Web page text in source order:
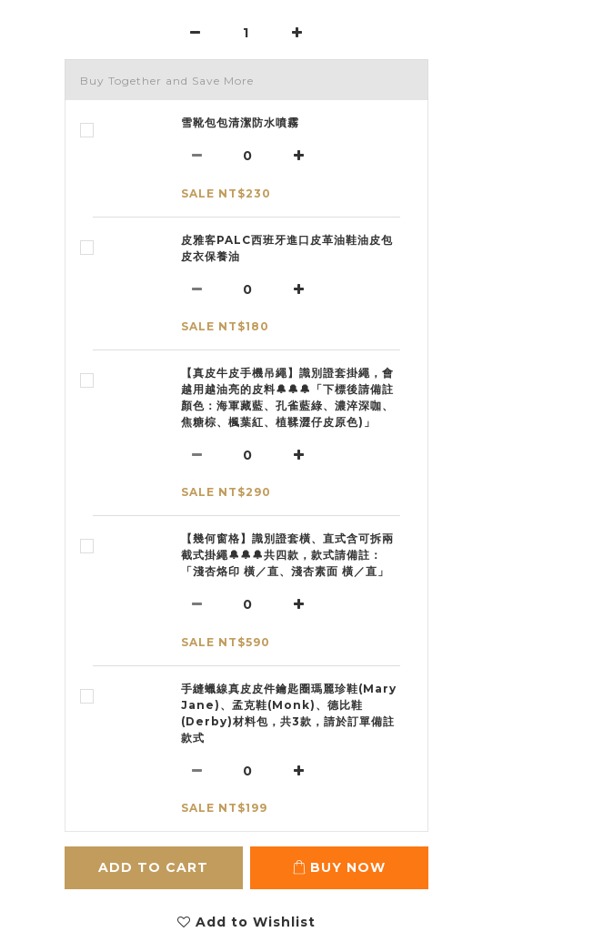
Buy Together and Save More
雪靴包包清潔防水噴霧
SALE NT$230
皮雅客PALC西班牙進口皮革油鞋油皮包
皮衣保養油
SALE NT$180
【真皮牛皮手機吊繩】識別證套掛繩，會
越用越油亮的皮料🔔🔔🔔「下標後請備註
顏色：海軍藏藍、孔雀藍綠、濃淬深咖、
焦糖棕、楓葉紅、植鞣澀仔皮原色)」
SALE NT$290
【幾何窗格】識別證套橫、直式含可拆兩
截式掛繩🔔🔔🔔共四款，款式請備註：
「淺杏烙印 橫／直、淺杏素面 橫／直」
SALE NT$590
手縫蠟線真皮皮件鑰匙圈瑪麗珍鞋(Mary
Jane)、孟克鞋(Monk)、德比鞋
(Derby)材料包，共3款，請於訂單備註
款式
SALE NT$199
ADD TO CART BUY NOW
Add to Wishlist